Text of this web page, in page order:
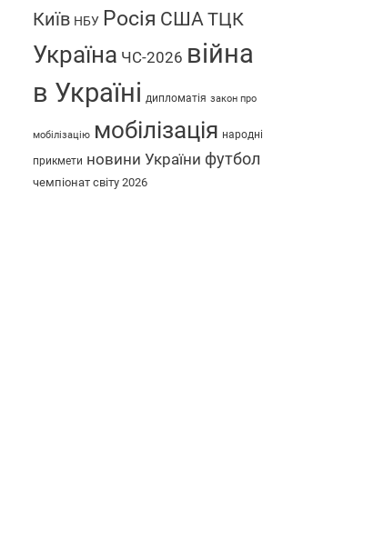
Київ НБУ Росія США ТЦК
Україна ЧС-2026 війна
в Україні дипломатія закон про
мобілізацію мобілізація народні
прикмети новини України футбол
чемпіонат світу 2026